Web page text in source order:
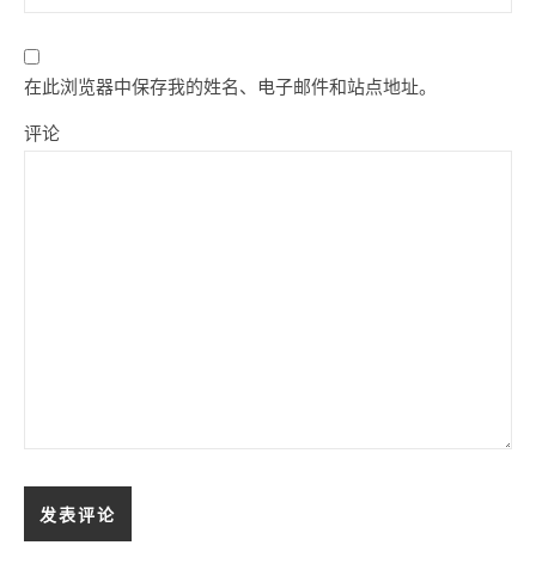
在此浏览器中保存我的姓名、电子邮件和站点地址。
评论